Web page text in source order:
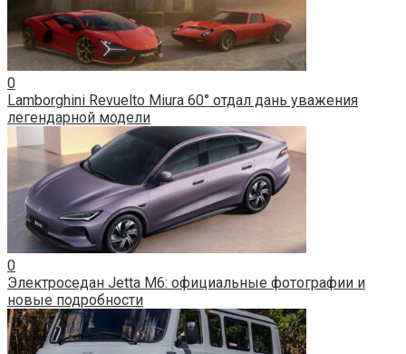
0
Lamborghini Revuelto Miura 60° отдал дань уважения
легендарной модели
0
Электроседан Jetta M6: официальные фотографии и
новые подробности